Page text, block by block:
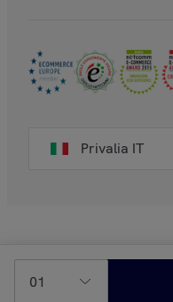
01
Privalia IT